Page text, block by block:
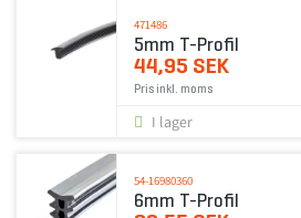
471486
5mm T-Profil
44,95 SEK
Pris inkl. moms
I lager
54-16980360
6mm T-Profil